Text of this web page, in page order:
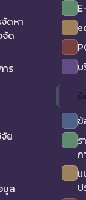
ดหา
จัด
าร
ย
มูล
บ
ข้
ข้
ร
ก